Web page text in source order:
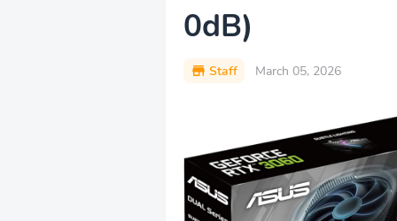
0dB)
Staff March 05, 2026